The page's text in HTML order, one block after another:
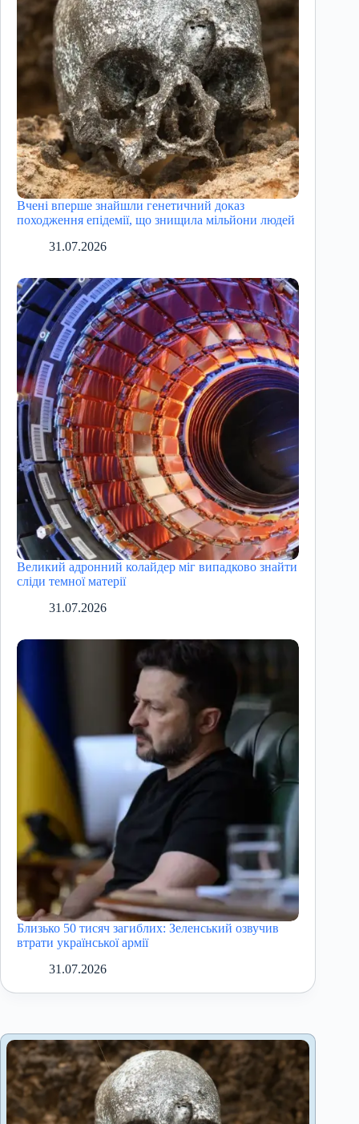
Вчені вперше знайшли генетичний доказ
походження епідемії, що знищила мільйони людей
31.07.2026
Великий адронний колайдер міг випадково знайти
сліди темної матерії
31.07.2026
Близько 50 тисяч загиблих: Зеленський озвучив
втрати української армії
31.07.2026